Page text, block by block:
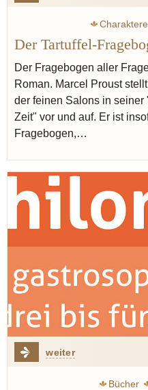
Charaktere
Der Tartuffel-
Der Fragebogen aller
Roman. Marcel Proust
der feinen Salons in
Zeit" vor und auf. Er ist
Fragebogen,…
weiter
Bücher